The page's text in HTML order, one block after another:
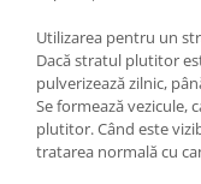
Utilizarea pentru un
Dacă stratul plutitor
pulverizează zilnic,
Se formează vezicule,
plutitor. Când este
tratarea normală cu